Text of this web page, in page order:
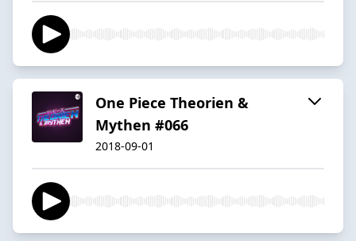
One Piece Theorien &
Mythen #066
2018-09-01